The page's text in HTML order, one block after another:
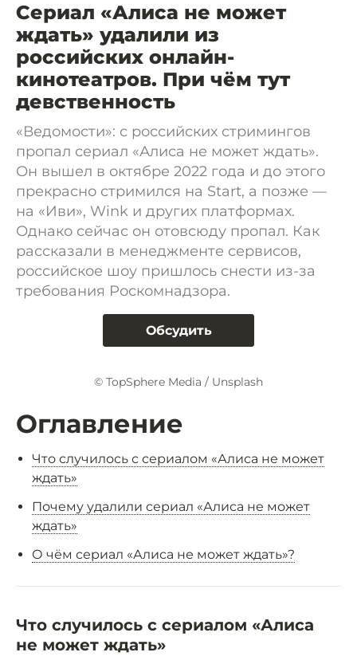
Сериал «Алиса не может
ждать» удалили из
российских онлайн-
кинотеатров. При чём тут
девственность
«Ведомости»: с российских стримингов
пропал сериал «Алиса не может ждать».
Он вышел в октябре 2022 года и до этого
прекрасно стримился на Start, а позже —
на «Иви», Wink и других платформах.
Однако сейчас он отовсюду пропал. Как
рассказали в менеджменте сервисов,
российское шоу пришлось снести из-за
требования Роскомнадзора.
Обсудить
© TopSphere Media / Unsplash
Оглавление
Что случилось с сериалом «Алиса не может
ждать»
Почему удалили сериал «Алиса не может
ждать»
О чём сериал «Алиса не может ждать»?
Что случилось с сериалом «Алиса
не может ждать»